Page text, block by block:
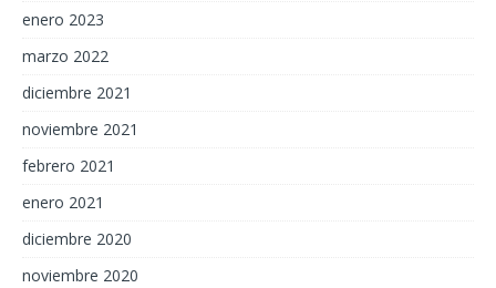
enero 2023
marzo 2022
diciembre 2021
noviembre 2021
febrero 2021
enero 2021
diciembre 2020
noviembre 2020